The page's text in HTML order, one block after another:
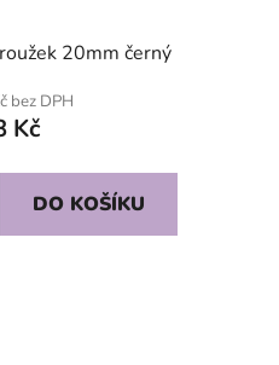
20mm černý
bez DPH
Kč
DO KOŠÍKU